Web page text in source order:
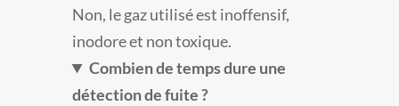
Non, le gaz utilisé est inoffensif,
inodore et non toxique.
Combien de temps dure une
détection de fuite ?